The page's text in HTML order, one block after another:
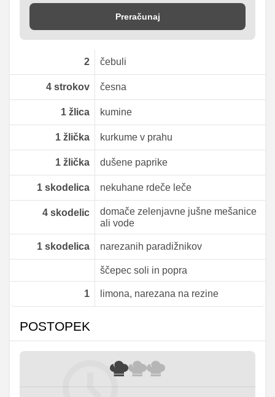
Preračunaj
2 čebuli
4strokov česna
1žlica kumine
1žlička kurkume v prahu
1žlička dušene paprike
1skodelica nekuhane rdeče leče
4skodelic
domače zelenjavne jušne mešanice
ali vode
1skodelica narezanih paradižnikov
ščepec soli in popra
1 limona, narezana na rezine
POSTOPEK